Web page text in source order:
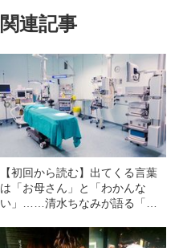
関連記事
【初回から読む】出てくる言葉
は「お母さん」と「わかんな
い」……清水ちなみが語る「左